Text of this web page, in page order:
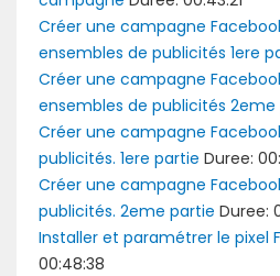
Créer une campagne
ensembles de publicités 1ere
Créer une campagne
ensembles de publicités 2eme
Créer une campagne
publicités. 1ere partie Duree:
Créer une campagne
publicités. 2eme partie Duree:
Installer et paramétrer le pixel
00:48:38